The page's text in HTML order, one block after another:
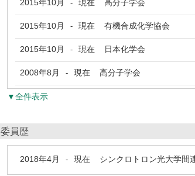
2015年10月 - 現在 高分子学会
2015年10月 - 現在 有機合成化学協会
2015年10月 - 現在 日本化学会
2008年8月 - 現在 高分子学会
▼全件表示
委員歴
2018年4月 - 現在 シンクロトロン光大学間